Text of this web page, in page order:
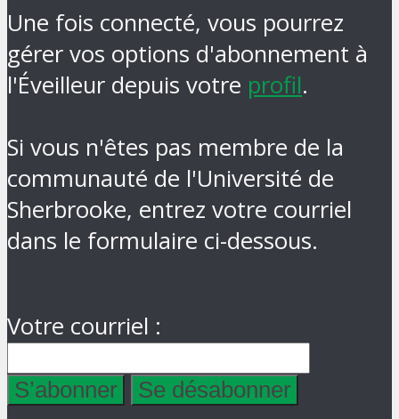
Une fois connecté, vous pourrez
gérer vos options d'abonnement à
l'Éveilleur depuis votre profil.
Si vous n'êtes pas membre de la
communauté de l'Université de
Sherbrooke, entrez votre courriel
dans le formulaire ci-dessous.
Votre courriel :